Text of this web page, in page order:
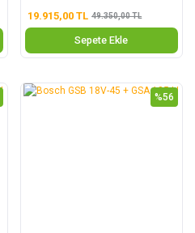
19.915,00 TL 49.350,00 TL
Sepete Ekle
%56